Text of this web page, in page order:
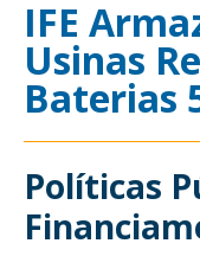
IFE
Usinas
Baterias
Políticas